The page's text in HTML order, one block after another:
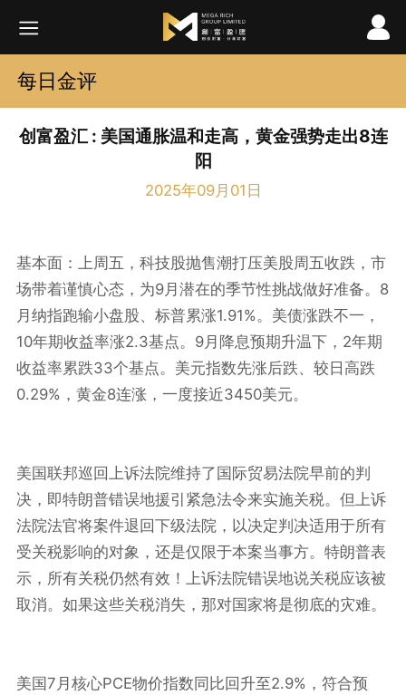
每日金评
创富盈汇 : 美国通胀温和走高，黄金强势走出8连
阳
2025年09月01日
基本面：上周五，科技股抛售潮打压美股周五收跌，市
场带着谨慎心态，为9月潜在的季节性挑战做好准备。 8
月纳指跑输小盘股、标普累涨1.91%。美债涨跌不一，
10年期收益率涨2.3基点。 9月降息预期升温下， 2年期
收益率累跌33个基点。美元指数先涨后跌、较日高跌
0.29% ，黄金8连涨，一度接近3450美元。
美国联邦巡回上诉法院维持了国际贸易法院早前的判
决，即特朗普错误地援引紧急法令来实施关税。但上诉
法院法官将案件退回下级法院，以决定判决适用于所有
受关税影响的对象，还是仅限于本案当事方。特朗普表
示，所有关税仍然有效！上诉法院错误地说关税应该被
取消。如果这些关税消失，那对国家将是彻底的灾难。
美国7 月核心PCE物价指数同比回升至2.9% ，符合预